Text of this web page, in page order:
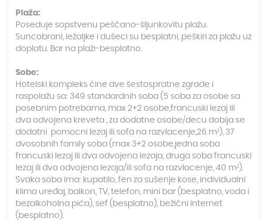
Plaža:
Poseduje sopstvenu peščano-šljunkovitu plažu.
Suncobrani, ležaljke i dušeci su besplatni, peškiri za plažu uz
doplatu. Bar na plaži-besplatno.
Sobe:
Hotelski kompleks čine dve šestospratne zgrade i
raspolažu sa: 349 standardnih soba ( 5 soba za osobe sa
posebnim potrebama, max 2+2 osobe,francuski lezaj ili
dva odvojena kreveta , za dodatne osobe/decu dobija se
dodatni pomocni lezaj ili sofa na razvlacenje,26 m²), 37
dvosobnih family soba (max 3+2 osobe,jedna soba
francuski lezaj ili dva odvojena lezaja, druga soba francuski
lezaj ili dva odvojena lezaja/ili sofa na razvlacenje, 40 m²).
Svaka soba ima: kupatilo, fen za sušenje kose, individualni
klima uređaj, balkon, TV, telefon, mini bar (besplatno, voda i
bezalkoholna pića), sef (besplatno), bežični internet
(besplatno).